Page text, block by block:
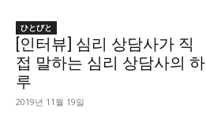
ひとびと
[인터뷰] 심리 상담사가 직
접 말하는 심리 상담사의 하
루
2019년 11월 19일